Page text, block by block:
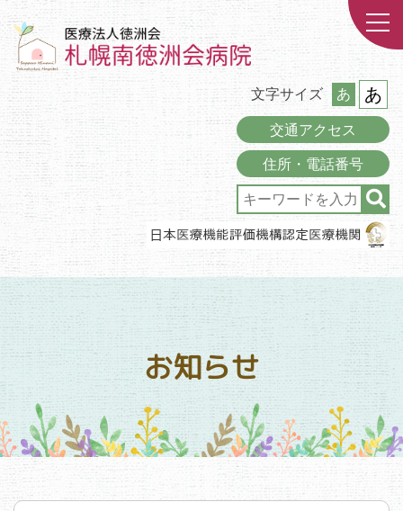
文字サイズ あ あ
交通アクセス
住所・電話番号
お知らせ